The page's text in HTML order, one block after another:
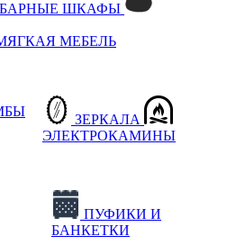
ШКАФЫ
МЕБЕЛЬ
ЗЕРКАЛА
ЭЛЕКТРОКАМИНЫ
ПУФИКИ И
БАНКЕТКИ